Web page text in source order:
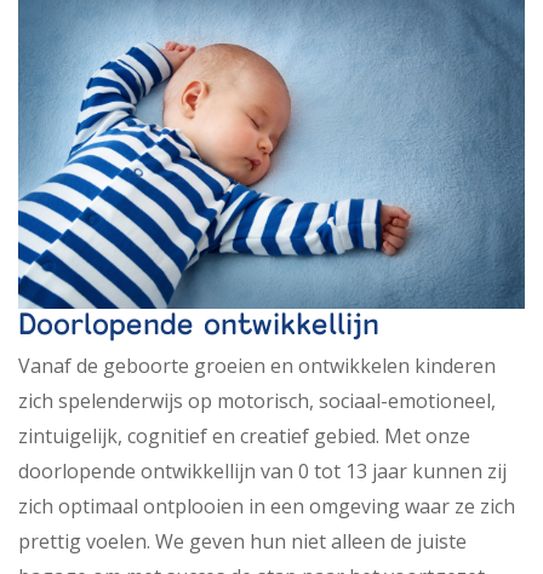
Doorlopende ontwikkellijn
Vanaf de geboorte groeien en ontwikkelen kinderen
zich spelenderwijs op motorisch, sociaal-emotioneel,
zintuigelijk, cognitief en creatief gebied. Met onze
doorlopende ontwikkellijn van 0 tot 13 jaar kunnen zij
zich optimaal ontplooien in een omgeving waar ze zich
prettig voelen. We geven hun niet alleen de juiste